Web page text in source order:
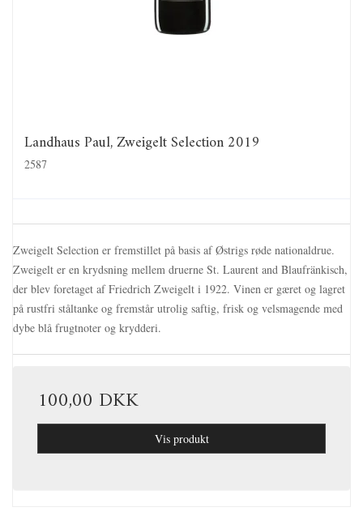
Landhaus Paul, Zweigelt Selection 2019
2587
Zweigelt Selection er fremstillet på basis af Østrigs røde nationaldrue.
Zweigelt er en krydsning mellem druerne St. Laurent and Blaufränkisch,
der blev foretaget af Friedrich Zweigelt i 1922. Vinen er gæret og lagret
på rustfri ståltanke og fremstår utrolig saftig, frisk og velsmagende med
dybe blå frugtnoter og krydderi.
100,00 DKK
Vis produkt